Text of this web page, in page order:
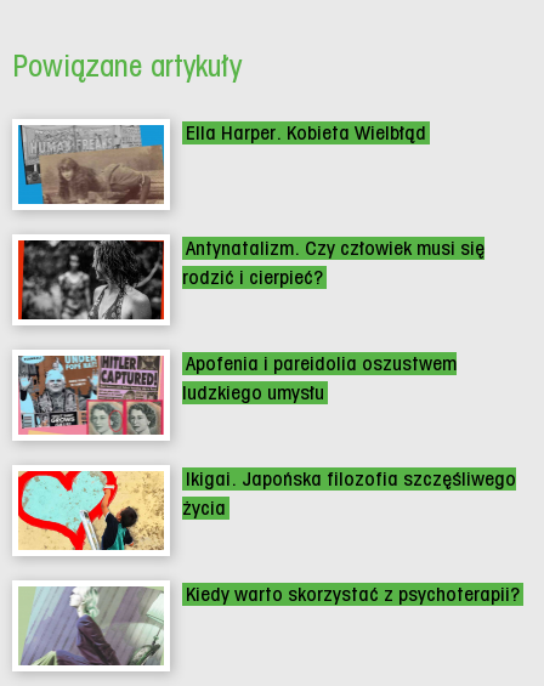
Powiązane artykuły
Ella Harper. Kobieta Wielbłąd
Antynatalizm. Czy człowiek musi się
rodzić i cierpieć?
Apofenia i pareidolia oszustwem
ludzkiego umysłu
Ikigai. Japońska filozofia szczęśliwego
życia
Kiedy warto skorzystać z psychoterapii?